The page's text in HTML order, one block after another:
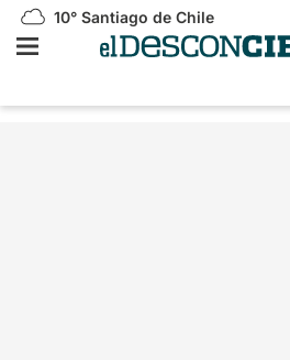
10° Santiago de Chile